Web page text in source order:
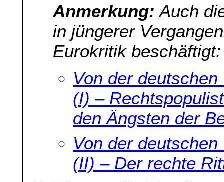
Anmerkung: Auch
in jüngerer
Eurokritik beschäftigt:
Von der
(I) –
den Ängsten der
Von der
(II) – Der rechte